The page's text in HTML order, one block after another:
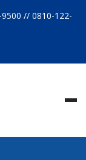
// 0810-122-